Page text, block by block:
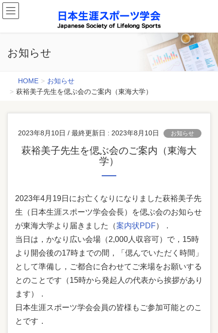
お知らせ
HOME
お知らせ
萩裕美子先生を偲ぶ会のご案内（東海大学）
2023年8月10日 / 最終更新日 : 2023年8月10日 お知らせ
萩裕美子先生を偲ぶ会のご案内（東海大
学）
2023年4月19日にお亡くなりになりました萩裕美子先
生（日本生涯スポーツ学会会長）を偲ぶ会のお知らせ
が東海大学より届きました（案内状PDF）．
当日は，かなり広い会場（2,000人収容可）で，15時
より開会後の17時までの間，「偲んでいただく時間」
として準備し，ご都合に合わせてご来場をお願いする
とのことです（15時から発起人の代表から挨拶があり
ます）．
日本生涯スポーツ学会会員の皆様もご参加可能とのこ
とです．